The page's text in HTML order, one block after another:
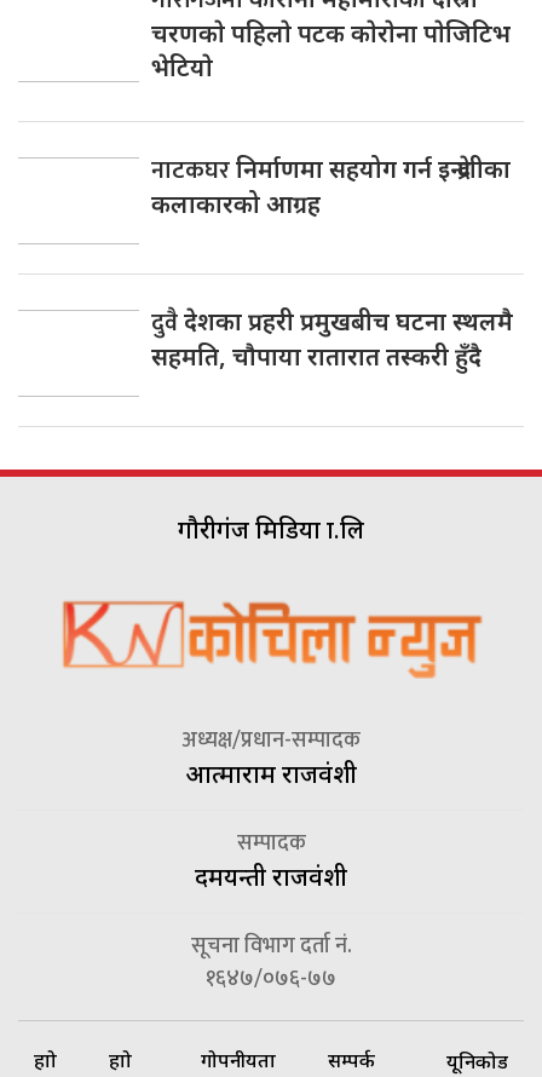
चरणकाे पहिलाे पटक काेराेना पाेजिटिभ
भेटियाे
नाटकघरनिर्माणमा सहयोग गर्न इन्द्रेणीका
कलाकारको आग्रह
दुवैदेशका प्रहरी प्रमुखबीच घटना स्थलमै
सहमति, चाैपाया रातारात तस्करी हुँदै
गौरीगंज मिडिया प्रा.लि
अध्यक्ष/प्रधान-सम्पादक
आत्माराम राजवंशी
सम्पादक
दमयन्ती राजवंशी
सूचना विभाग दर्ता नं.
१६४७/०७६-७७
हाम्रो
हाम्रो
गोपनीयता
सम्पर्क
यूनिकोड